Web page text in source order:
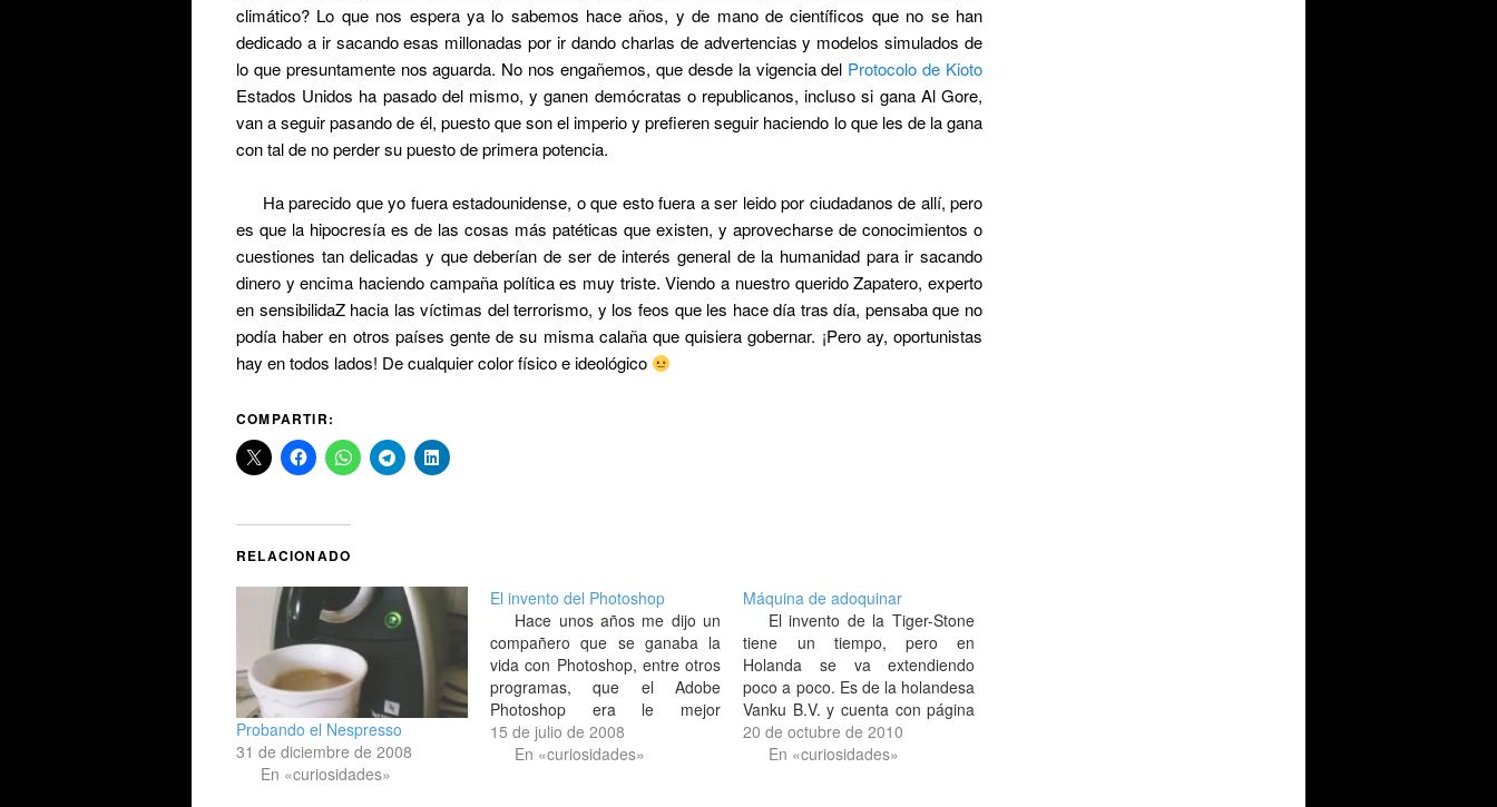
climático? Lo que nos espera ya lo sabemos hace años, y de mano de científicos que no se han
dedicado a ir sacando esas millonadas por ir dando charlas de advertencias y modelos simulados de
lo que presuntamente nos aguarda. No nos engañemos, que desde la vigencia del Protocolo de Kioto
Estados Unidos ha pasado del mismo, y ganen demócratas o republicanos, incluso si gana Al Gore,
van a seguir pasando de él, puesto que son el imperio y prefieren seguir haciendo lo que les de la gana
con tal de no perder su puesto de primera potencia.
Ha parecido que yo fuera estadounidense, o que esto fuera a ser leido por ciudadanos de allí, pero
es que la hipocresía es de las cosas más patéticas que existen, y aprovecharse de conocimientos o
cuestiones tan delicadas y que deberían de ser de interés general de la humanidad para ir sacando
dinero y encima haciendo campaña política es muy triste. Viendo a nuestro querido Zapatero, experto
en sensibilidaZ hacia las víctimas del terrorismo, y los feos que les hace día tras día, pensaba que no
podía haber en otros países gente de su misma calaña que quisiera gobernar. ¡Pero ay, oportunistas
hay en todos lados! De cualquier color físico e ideológico
COMPARTIR:
RELACIONADO
Probando el Nespresso
31 de diciembre de 2008
En «curiosidades»
El invento del Photoshop
Hace unos años me dijo un
compañero que se ganaba la
vida con Photoshop, entre otros
programas, que el Adobe
Photoshop era le mejor
programa del mundo. Me sonó
a palabras muy mayores,
15 de julio de 2008
En «curiosidades»
Máquina de adoquinar
El invento de la Tiger-Stone
tiene un tiempo, pero en
Holanda se va extendiendo
poco a poco. Es de la holandesa
Vanku B.V. y cuenta con página
web e incluso galería de vídeos
[todo en holandés]. Ésta va
20 de octubre de 2010
En «curiosidades»